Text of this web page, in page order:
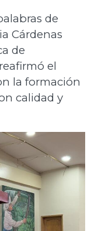
de
Cárdenas
de
el
la formación
calidad y